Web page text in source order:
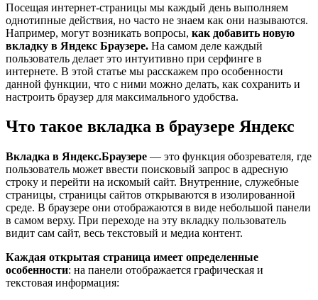
Посещая интернет-страницы мы каждый день выполняем
однотипные действия, но часто не знаем как они называются.
Например, могут возникать вопросы, как добавить новую
вкладку в Яндекс Браузере. На самом деле каждый
пользователь делает это интуитивно при серфинге в
интернете. В этой статье мы расскажем про особенности
данной функции, что с ними можно делать, как сохранить и
настроить браузер для максимального удобства.
Что такое вкладка в браузере Яндекс
Вкладка в Яндекс.Браузере — это функция обозревателя, где
пользователь может ввести поисковый запрос в адресную
строку и перейти на искомый сайт. Внутренние, служебные
страницы, страницы сайтов открываются в изолированной
среде. В браузере они отображаются в виде небольшой панели
в самом верху. При переходе на эту вкладку пользователь
видит сам сайт, весь текстовый и медиа контент.
Каждая открытая страница имеет определенные
особенности: на панели отображается графическая и
текстовая информация: